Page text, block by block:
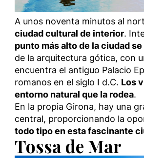
A unos noventa minutos al
ciudad cultural de interior.
punto más alto de la ciudad
de la arquitectura gótica, con
encuentra el antiguo Palacio
romanos en el siglo I d.C. Los
entorno natural que la rodea.
En la propia Girona, hay una
central, proporcionando la
todo tipo en esta fascinante
Tossa de Mar